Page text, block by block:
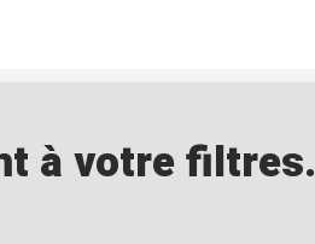
à votre filtres.